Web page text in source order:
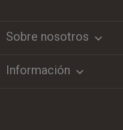
Sobre nosotros keyboard_arrow_down
Información 